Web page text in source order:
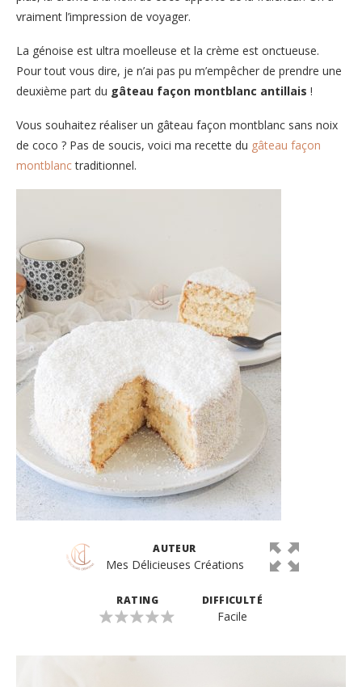
vraiment l’impression de voyager.
La génoise est ultra moelleuse et la crème est onctueuse.
Pour tout vous dire, je n’ai pas pu m’empêcher de prendre une
deuxième part du gâteau façon montblanc antillais !
Vous souhaitez réaliser un gâteau façon montblanc sans noix
de coco ? Pas de soucis, voici ma recette du gâteau façon
montblanctraditionnel.
AUTEUR
Mes Délicieuses Créations
RATING DIFFICULTÉ
Facile